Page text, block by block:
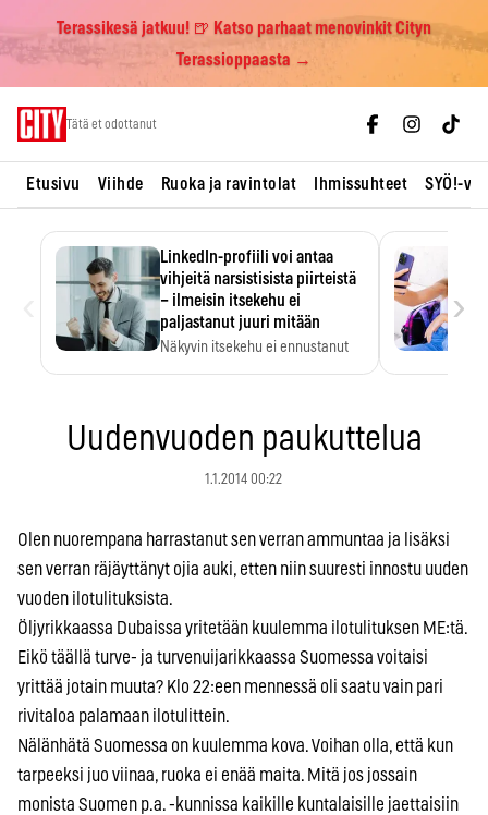
Terassikesä jatkuu! 🍺 Katso parhaat menovinkit Cityn
Terassioppaasta →
Tätä et odottanut
Etusivu Viihde Ruoka ja ravintolat Ihmissuhteet SYÖ!-
LinkedIn-profiili voi antaa
vihjeitä narsistisista piirteistä
– ilmeisin itsekehu ei
paljastanut juuri mitään
Näkyvin itsekehu ei ennustanut
›
Uudenvuoden paukuttelua
1.1.2014 00:22
Olen nuorempana harrastanut sen verran ammuntaa ja lisäksi
sen verran räjäyttänyt ojia auki, etten niin suuresti innostu uuden
vuoden ilotulituksista.
Öljyrikkaassa Dubaissa yritetään kuulemma ilotulituksen ME:tä.
Eikö täällä turve- ja turvenuijarikkaassa Suomessa voitaisi
yrittää jotain muuta? Klo 22:een mennessä oli saatu vain pari
rivitaloa palamaan ilotulittein.
Nälänhätä Suomessa on kuulemma kova. Voihan olla, että kun
tarpeeksi juo viinaa, ruoka ei enää maita. Mitä jos jossain
monista Suomen p.a. -kunnissa kaikille kuntalaisille jaettaisiin